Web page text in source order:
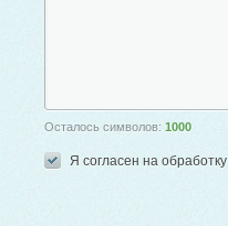
Осталось символов: 1000
Я согласен на обработку